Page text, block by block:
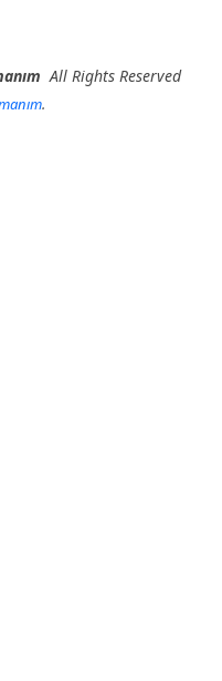
All Rights Reserved
.